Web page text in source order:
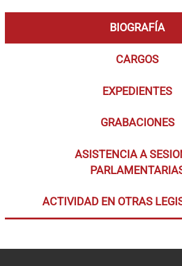
BIOGRAFÍA
CARGOS
EXPEDIENTES
GRABACIONES
ASISTENCIA A
ACTIVIDAD EN OTRAS